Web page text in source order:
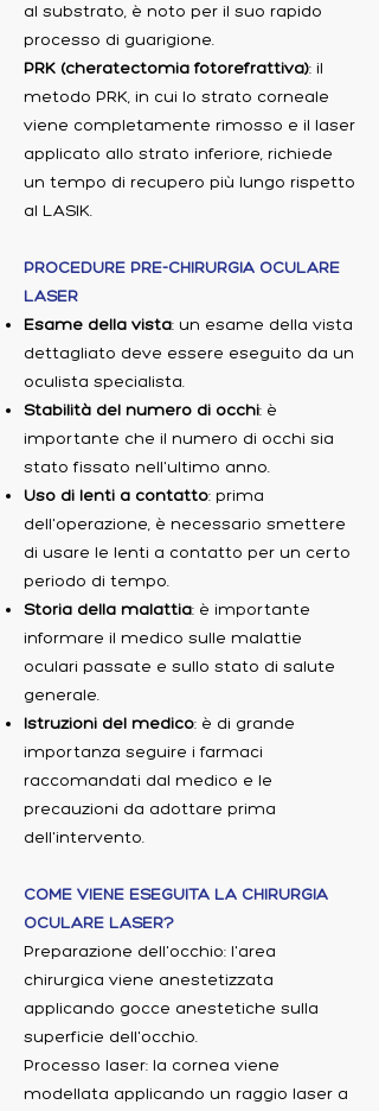
al substrato, è noto per il suo rapido
processo di guarigione.
PRK (cheratectomia fotorefrattiva): il
metodo PRK, in cui lo strato corneale
viene completamente rimosso e il laser
applicato allo strato inferiore, richiede
un tempo di recupero più lungo rispetto
al LASIK.
PROCEDURE PRE-CHIRURGIA OCULARE
LASER
Esame della vista: un esame della vista
dettagliato deve essere eseguito da un
oculista specialista.
Stabilità del numero di occhi: è
importante che il numero di occhi sia
stato fissato nell'ultimo anno.
Uso di lenti a contatto: prima
dell'operazione, è necessario smettere
di usare le lenti a contatto per un certo
periodo di tempo.
Storia della malattia: è importante
informare il medico sulle malattie
oculari passate e sullo stato di salute
generale.
Istruzioni del medico: è di grande
importanza seguire i farmaci
raccomandati dal medico e le
precauzioni da adottare prima
dell'intervento.
COME VIENE ESEGUITA LA CHIRURGIA
OCULARE LASER?
Preparazione dell'occhio: l'area
chirurgica viene anestetizzata
applicando gocce anestetiche sulla
superficie dell'occhio.
Processo laser: la cornea viene
modellata applicando un raggio laser a